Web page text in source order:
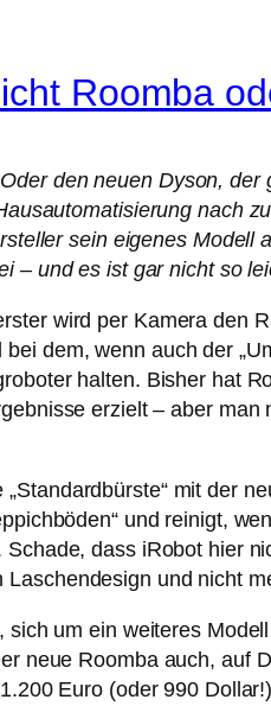
Roomba
den neuen Dyson,
nach
sein eigenes Modell
– und es ist gar nicht so
wird per Kamera den
dem, wenn auch der
halten. Bisher hat
erzielt – aber
mit der
und reinigt,
dass iRobot hier
und nicht
um ein weiteres
neue Roomba auch, auf
Euro (oder 990